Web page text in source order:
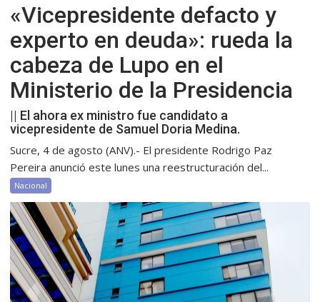
«Vicepresidente defacto y
experto en deuda»: rueda la
cabeza de Lupo en el
Ministerio de la Presidencia
|| El ahora ex ministro fue candidato a
vicepresidente de Samuel Doria Medina.
Sucre, 4 de agosto (ANV).- El presidente Rodrigo Paz
Pereira anunció este lunes una reestructuración del...
Nacional